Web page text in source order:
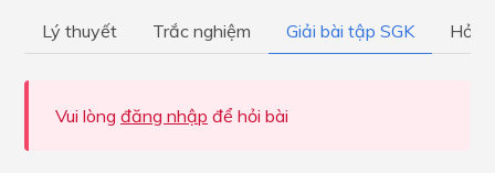
Lý thuyết Trắc nghiệm Giải bài tập SGK Hỏi
Vui lòng đăng nhập để hỏi bài